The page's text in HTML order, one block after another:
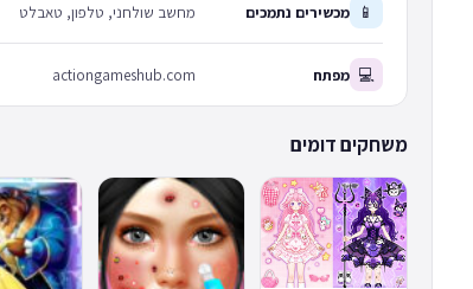
📱 מכשירים נתמכים מחשב שולחני, טלפון, טאבלט
💻 מפתח actiongameshub.com
משחקים דומים